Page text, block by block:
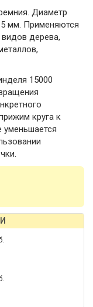
Диаметр
мм. Применяются
дерева,
15000
круга к
уменьшается